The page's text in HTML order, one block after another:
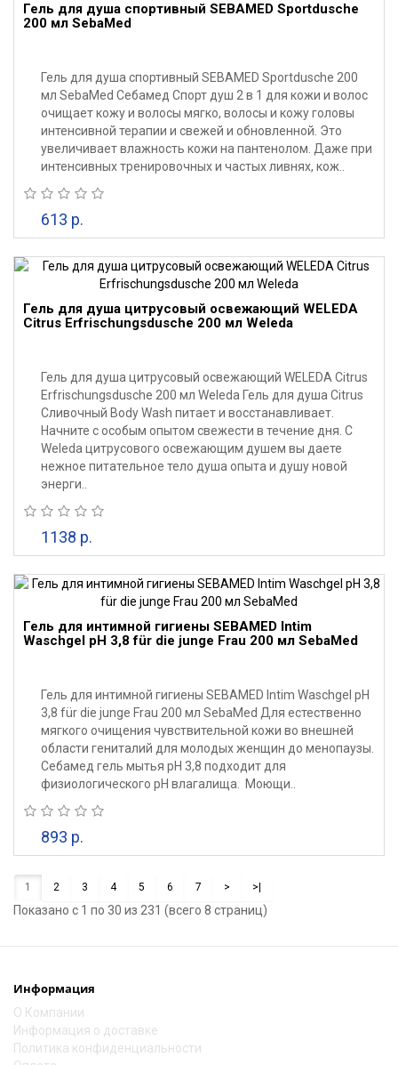
Гель для душа спортивный SEBAMED Sportdusche
200 мл SebaMed
Гель для душа спортивный SEBAMED Sportdusche 200
мл SebaMed Себамед Спорт душ 2 в 1 для кожи и волос
очищает кожу и волосы мягко, волосы и кожу головы
интенсивной терапии и свежей и обновленной. Это
увеличивает влажность кожи на пантенолом. Даже при
интенсивных тренировочных и частых ливнях, кож..
613 р.
Гель для душа цитрусовый освежающий WELEDA
Citrus Erfrischungsdusche 200 мл Weleda
Гель для душа цитрусовый освежающий WELEDA Citrus
Erfrischungsdusche 200 мл Weleda Гель для душа Citrus
Сливочный Body Wash питает и восстанавливает.
Начните с особым опытом свежести в течение дня. С
Weleda цитрусового освежающим душем вы даете
нежное питательное тело душа опыта и душу новой
энерги..
1138 р.
Гель для интимной гигиены SEBAMED Intim
Waschgel pH 3,8 für die junge Frau 200 мл SebaMed
Гель для интимной гигиены SEBAMED Intim Waschgel pH
3,8 für die junge Frau 200 мл SebaMed Для естественно
мягкого очищения чувствительной кожи во внешней
области гениталий для молодых женщин до менопаузы.
Себамед гель мытья pH 3,8 подходит для
физиологического рН влагалища. Моющи..
893 р.
1 2 3 4 5 6 7 > >|
Показано с 1 по 30 из 231 (всего 8 страниц)
Информация
О Компании
Информация о доставке
Политика конфиденциальности